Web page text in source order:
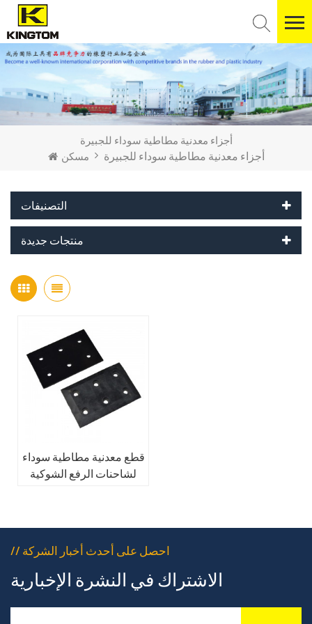
أجزاء معدنية مطاطية سوداء للجبيرة
مسكن
أجزاء معدنية مطاطية سوداء للجبيرة
التصنيفات
منتجات جديدة
قطع معدنية مطاطية سوداء
لشاحنات الرفع الشوكية
// احصل على أحدث أخبار الشركة
الاشتراك في النشرة الإخبارية